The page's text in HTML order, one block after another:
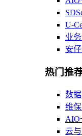
U-
业
安
热门推
数
维
AIO
云